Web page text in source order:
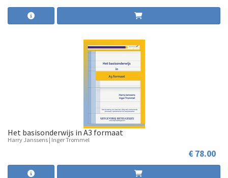
Het basisonderwijs in A3 formaat
Harry Janssens | Inger Trommel
€ 78.00